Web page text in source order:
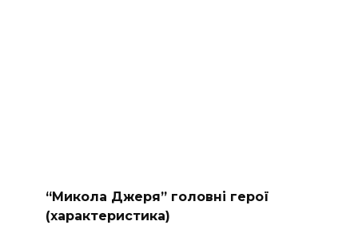
“Микола Джеря” головні герої
(характеристика)